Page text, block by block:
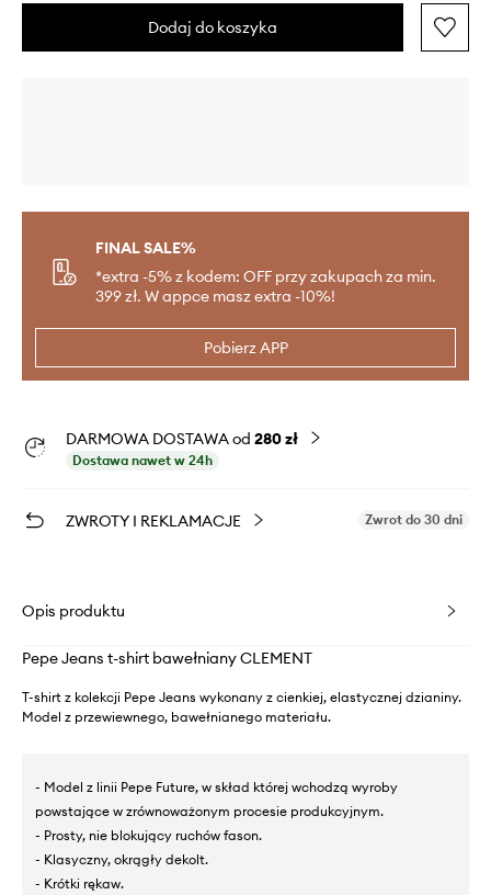
Dodaj do koszyka
FINAL SALE%
*extra -5% z kodem: OFF przy zakupach za min.
399 zł. W appce masz extra -10%!
Pobierz APP
DARMOWA DOSTAWA od 280 zł
Dostawa nawet w 24h
ZWROTY I REKLAMACJE Zwrot do 30 dni
Opis produktu
Pepe Jeans t-shirt bawełniany CLEMENT
T-shirt z kolekcji Pepe Jeans wykonany z cienkiej, elastycznej dzianiny.
Model z przewiewnego, bawełnianego materiału.
- Model z linii Pepe Future, w skład której wchodzą wyroby
powstające w zrównoważonym procesie produkcyjnym.
- Prosty, nie blokujący ruchów fason.
- Klasyczny, okrągły dekolt.
- Krótki rękaw.